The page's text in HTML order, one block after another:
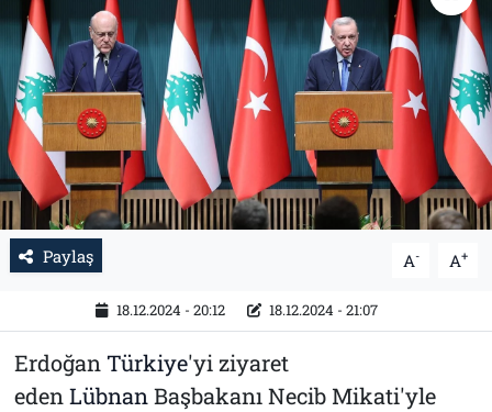
Paylaş A- A+
18.12.2024 - 20:12 18.12.2024 - 21:07
Erdoğan Türkiye'yi ziyaret
edenLübnanBaşbakanı Necib Mikati'yle